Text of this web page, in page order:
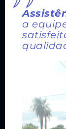
a